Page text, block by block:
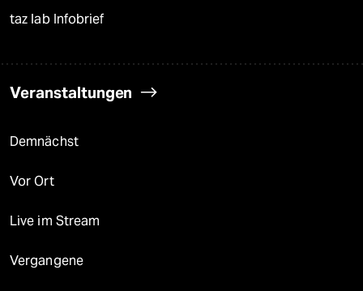
taz lab Infobrief
Veranstaltungen
Demnächst
Vor Ort
Live im Stream
Vergangene